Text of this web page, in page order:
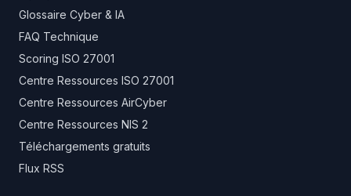
Glossaire Cyber & IA
FAQ Technique
Scoring ISO 27001
Centre Ressources ISO 27001
Centre Ressources AirCyber
Centre Ressources NIS 2
Téléchargements gratuits
Flux RSS